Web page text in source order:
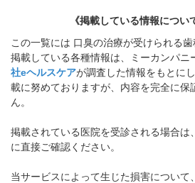
《掲載している情報につい
この一覧には 口臭の治療が受けられる歯
掲載している各種情報は、ミーカンパニ
社eヘルスケアが調査した情報をもとに
載に努めておりますが、内容を完全に保
ん。
掲載されている医院を受診される場合は
に直接ご確認ください。
当サービスによって生じた損害について